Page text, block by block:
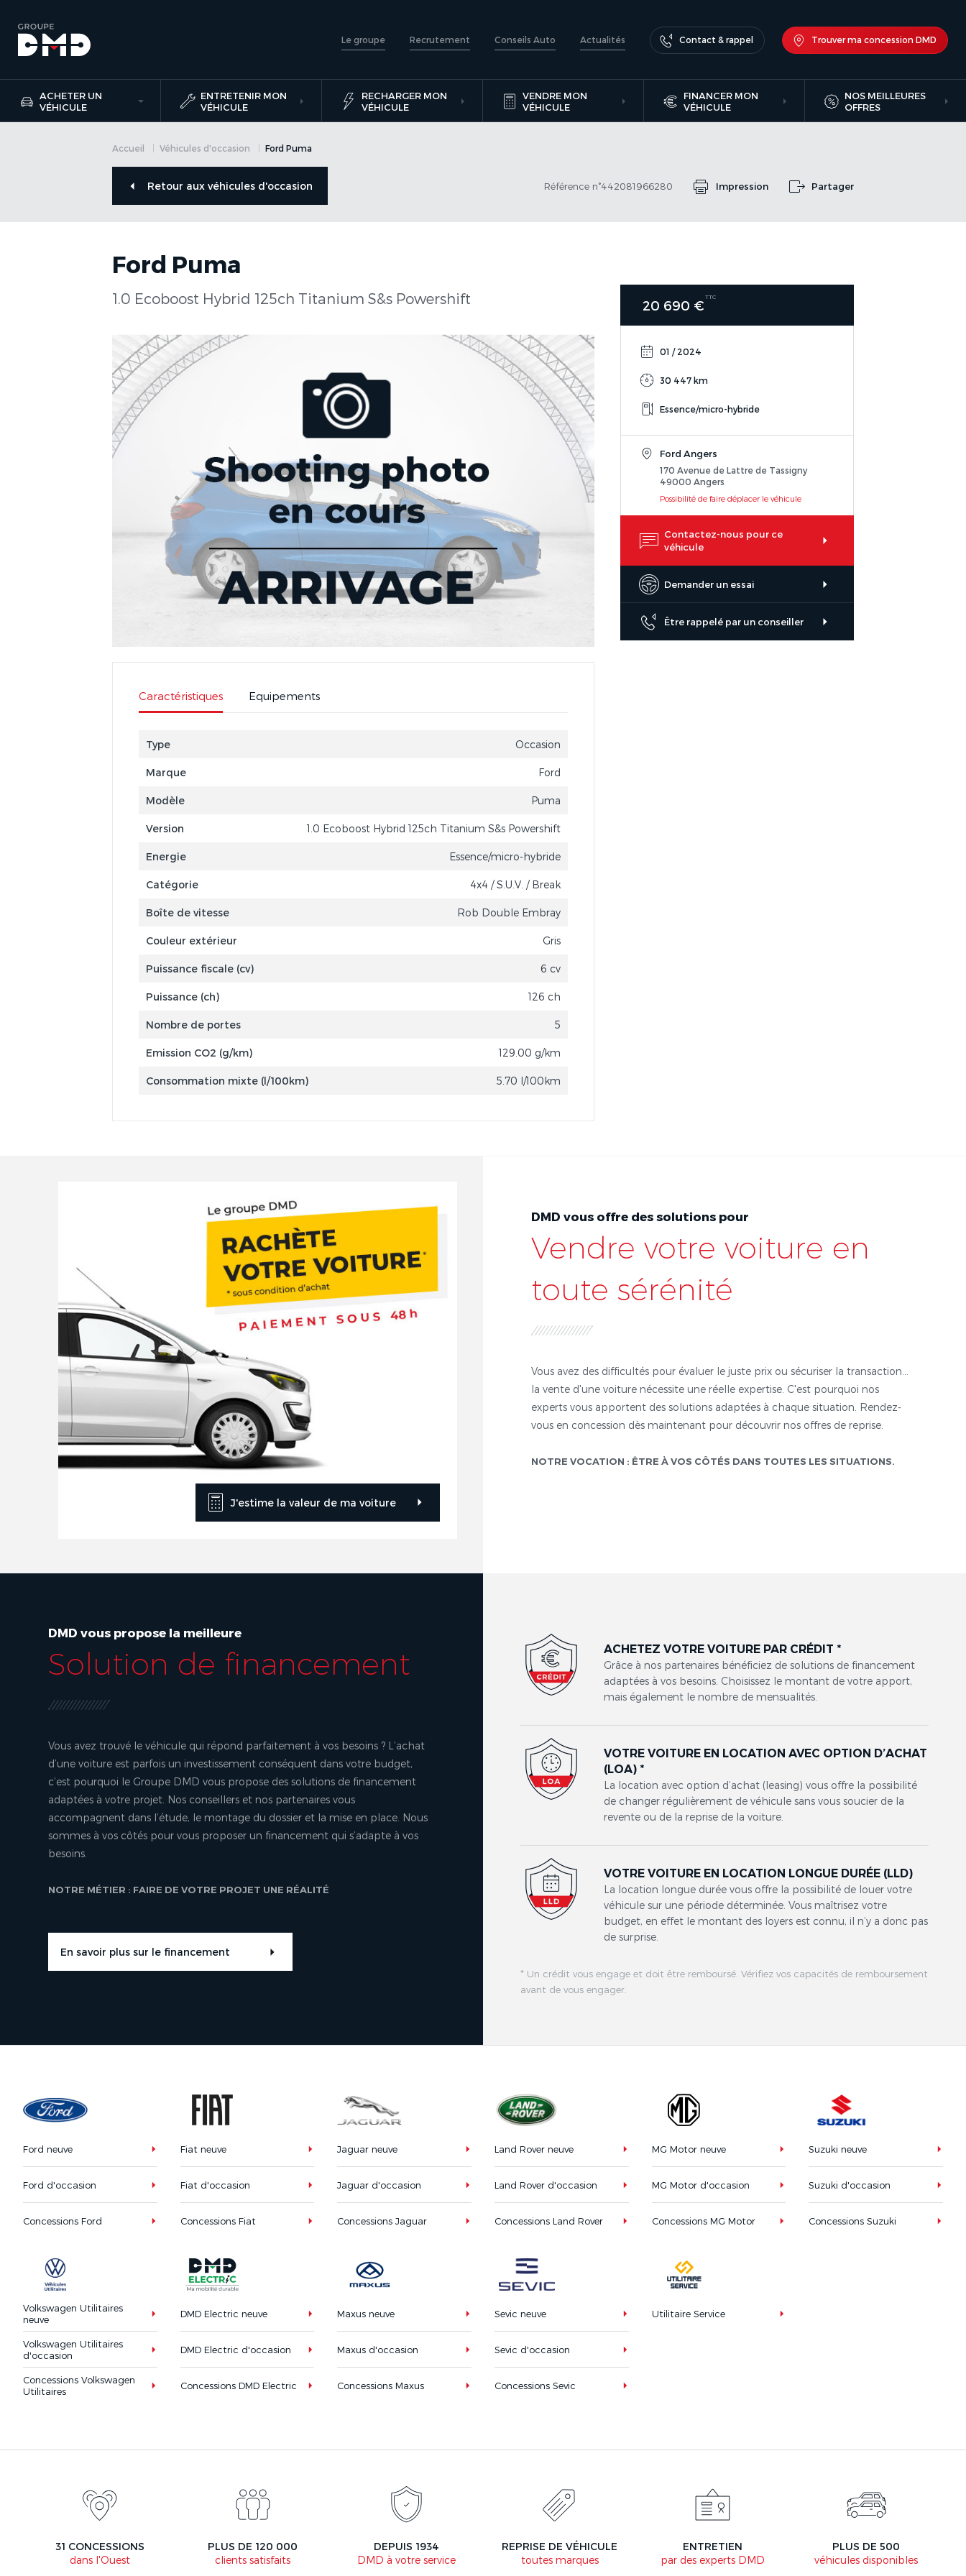
Le groupe Recrutement Conseils Auto Actualités Contact & rappel Trouver ma concession DMD
ACHETER UN
VÉHICULE
ENTRETENIR MON
VÉHICULE
RECHARGER MON
VÉHICULE
VENDRE MON
VÉHICULE
FINANCER MON
VÉHICULE
NOS MEILLEURES
OFFRES
Accueil Véhicules d'occasion Ford Puma
Retour aux véhicules d'occasion Référence n°442081966280 Impression Partager
Ford Puma
1.0 Ecoboost Hybrid 125ch Titanium S&s Powershift 20 690 €
TTC
01 / 2024
30 447 km
Essence/micro-hybride
Ford Angers
170 Avenue de Lattre de Tassigny
49000 Angers
Possibilité de faire déplacer le véhicule
Contactez-nous pour ce
véhicule
Demander un essai
Être rappelé par un conseiller
Caractéristiques Equipements
Type Occasion
Marque Ford
Modèle Puma
Version 1.0 Ecoboost Hybrid 125ch Titanium S&s Powershift
Energie Essence/micro-hybride
Catégorie 4x4 / S.U.V. / Break
Boîte de vitesse Rob Double Embray
Couleur extérieur Gris
Puissance fiscale (cv) 6 cv
Puissance (ch) 126 ch
Nombre de portes 5
Emission CO2 (g/km) 129.00 g/km
Consommation mixte (l/100km) 5.70 l/100km
J'estime la valeur de ma voiture
DMD vous offre des solutions pour
Vendre votre voiture en
toute sérénité
Vous avez des difficultés pour évaluer le juste prix ou sécuriser la transaction...
la vente d'une voiture nécessite une réelle expertise. C'est pourquoi nos
experts vous apportent des solutions adaptées à chaque situation. Rendez-
vous en concession dès maintenant pour découvrir nos offres de reprise.
NOTRE VOCATION : ÊTRE À VOS CÔTÉS DANS TOUTES LES SITUATIONS.
DMD vous propose la meilleure
Solution de financement
Vous avez trouvé le véhicule qui répond parfaitement à vos besoins ? L’achat
d’une voiture est parfois un investissement conséquent dans votre budget,
c’est pourquoi le Groupe DMD vous propose des solutions de financement
adaptées à votre projet. Nos conseillers et nos partenaires vous
accompagnent dans l’étude, le montage du dossier et la mise en place. Nous
sommes à vos côtés pour vous proposer un financement qui s’adapte à vos
besoins.
NOTRE MÉTIER : FAIRE DE VOTRE PROJET UNE RÉALITÉ
En savoir plus sur le financement
ACHETEZ VOTRE VOITURE PAR CRÉDIT *
Grâce à nos partenaires bénéficiez de solutions de financement
adaptées à vos besoins. Choisissez le montant de votre apport,
mais également le nombre de mensualités.
VOTRE VOITURE EN LOCATION AVEC OPTION D’ACHAT
(LOA) *
La location avec option d’achat (leasing) vous offre la possibilité
de changer régulièrement de véhicule sans vous soucier de la
revente ou de la reprise de la voiture.
VOTRE VOITURE EN LOCATION LONGUE DURÉE (LLD)
La location longue durée vous offre la possibilité de louer votre
véhicule sur une période déterminée. Vous maîtrisez votre
budget, en effet le montant des loyers est connu, il n’y a donc pas
de surprise.
* Un crédit vous engage et doit être remboursé. Vérifiez vos capacités de remboursement
avant de vous engager.
Ford neuve
Ford d'occasion
Concessions Ford
Fiat neuve
Fiat d'occasion
Concessions Fiat
Jaguar neuve
Jaguar d'occasion
Concessions Jaguar
Land Rover neuve
Land Rover d'occasion
Concessions Land Rover
MG Motor neuve
MG Motor d'occasion
Concessions MG Motor
Suzuki neuve
Suzuki d'occasion
Concessions Suzuki
Volkswagen Utilitaires
neuve
Volkswagen Utilitaires
d'occasion
Concessions Volkswagen
Utilitaires
DMD Electric neuve
DMD Electric d'occasion
Concessions DMD Electric
Maxus neuve
Maxus d'occasion
Concessions Maxus
Sevic neuve
Sevic d'occasion
Concessions Sevic
Utilitaire Service
31 CONCESSIONS
dans l'Ouest
PLUS DE 120 000
clients satisfaits
DEPUIS 1934
DMD à votre service
REPRISE DE VÉHICULE
toutes marques
ENTRETIEN
par des experts DMD
PLUS DE 500
véhicules disponibles